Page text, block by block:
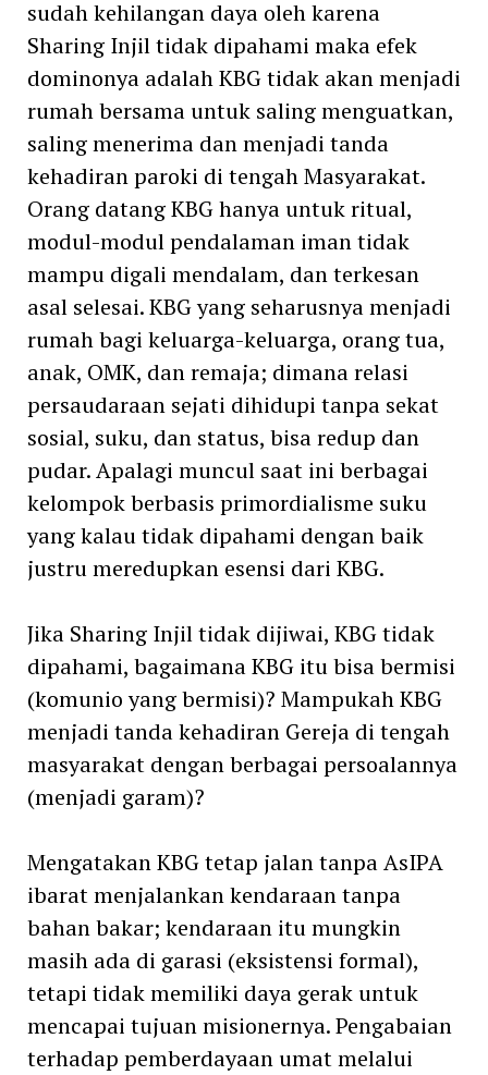
sudah kehilangan daya oleh karena
Sharing Injil tidak dipahami maka efek
dominonya adalah KBG tidak akan menjadi
rumah bersama untuk saling menguatkan,
saling menerima dan menjadi tanda
kehadiran paroki di tengah Masyarakat.
Orang datang KBG hanya untuk ritual,
modul-modul pendalaman iman tidak
mampu digali mendalam, dan terkesan
asal selesai. KBG yang seharusnya menjadi
rumah bagi keluarga-keluarga, orang tua,
anak, OMK, dan remaja; dimana relasi
persaudaraan sejati dihidupi tanpa sekat
sosial, suku, dan status, bisa redup dan
pudar. Apalagi muncul saat ini berbagai
kelompok berbasis primordialisme suku
yang kalau tidak dipahami dengan baik
justru meredupkan esensi dari KBG.
Jika Sharing Injil tidak dijiwai, KBG tidak
dipahami, bagaimana KBG itu bisa bermisi
(komunio yang bermisi)? Mampukah KBG
menjadi tanda kehadiran Gereja di tengah
masyarakat dengan berbagai persoalannya
(menjadi garam)?
Mengatakan KBG tetap jalan tanpa AsIPA
ibarat menjalankan kendaraan tanpa
bahan bakar; kendaraan itu mungkin
masih ada di garasi (eksistensi formal),
tetapi tidak memiliki daya gerak untuk
mencapai tujuan misionernya. Pengabaian
terhadap pemberdayaan umat melalui